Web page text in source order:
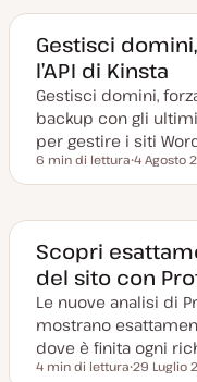
Gestisci
l’API di Kinsta
Gestisci domini,
backup con gli
per gestire i siti
Tempo di lettura
6 min di lettura
a
g
i
o
r
a
a
4 Agosto
Scopri
del sito con
Le nuove analisi di
mostrano
dove è finita ogni
Tempo di lettura
4 min di lettura 29 Luglio